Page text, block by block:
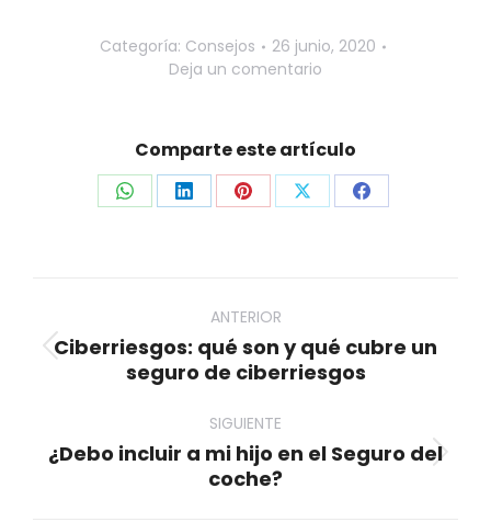
Categoría: Consejos
26 junio, 2020
Deja un comentario
Comparte este artículo
Share Share Share Share Share
entre
publicaciones
ANTERIOR
Publicación
Ciberriesgos: qué son y qué cubre un
seguro de ciberriesgos
SIGUIENTE
Publicación
¿Debo incluir a mi hijo en el Seguro del
coche?